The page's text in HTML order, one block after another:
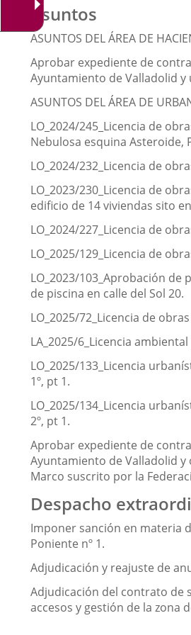
Asuntos
ASUNTOS DEL ÁREA DE
Aprobar expediente de
Ayuntamiento de Valladolid
ASUNTOS DEL ÁREA DE
LO_2024/245_Licencia de
Nebulosa esquina Asteroide,
LO_2024/232_Licencia de
LO_2023/230_Licencia de
edificio de 14 viviendas sito
LO_2024/227_Licencia de
LO_2025/129_Licencia de
LO_2023/103_Aprobación
de piscina en calle del Sol 20.
LO_2025/72_Licencia de
LA_2025/6_Licencia
LO_2025/133_Licencia
1º, pt 1.
LO_2025/134_Licencia
2º, pt 1.
Aprobar expediente de
Ayuntamiento de Valladolid
Marco suscrito por la
Despacho
Imponer sanción en materia
Poniente nº 1.
Adjudicación y reajuste de
Adjudicación del contrato de
accesos y gestión de la zona